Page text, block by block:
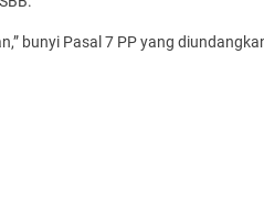
bunyi Pasal 7 PP yang